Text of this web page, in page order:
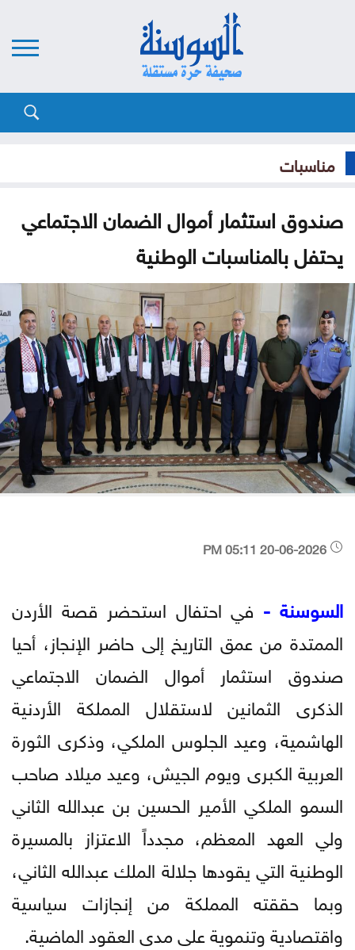
مناسبات
صندوق استثمار أموال الضمان الاجتماعي
يحتفل بالمناسبات الوطنية
السوسنة - في احتفال استحضر قصة الأردن
الممتدة من عمق التاريخ إلى حاضر الإنجاز، أحيا
صندوق استثمار أموال الضمان الاجتماعي
الذكرى الثمانين لاستقلال المملكة الأردنية
الهاشمية، وعيد الجلوس الملكي، وذكرى الثورة
العربية الكبرى ويوم الجيش، وعيد ميلاد صاحب
السمو الملكي الأمير الحسين بن عبدالله الثاني
ولي العهد المعظم، مجدداً الاعتزاز بالمسيرة
الوطنية التي يقودها جلالة الملك عبدالله الثاني،
وبما حققته المملكة من إنجازات سياسية
واقتصادية وتنموية على مدى العقود الماضية.